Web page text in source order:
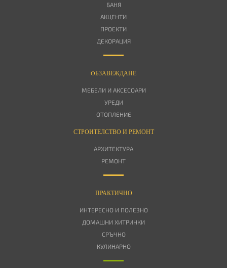
БАНЯ
АКЦЕНТИ
ПРОЕКТИ
ДЕКОРАЦИЯ
OБЗАВЕЖДАНЕ
МЕБЕЛИ И АКСЕСОАРИ
УРЕДИ
ОТОПЛЕНИЕ
СТРОИТЕЛСТВО И РЕМОНТ
АРХИТЕКТУРА
РЕМОНТ
ПРАКТИЧНО
ИНТЕРЕСНО И ПОЛЕЗНО
ДОМАШНИ ХИТРИНКИ
СРЪЧНО
КУЛИНАРНО